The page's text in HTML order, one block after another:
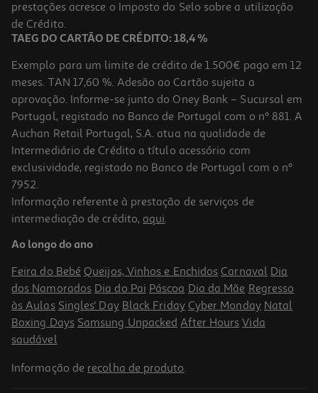
579,99 €
4.4
Auscultadores Bluetooth Jbl Tune 730 Bege
79.99 €/un
79,99 €
prestações acresce o Imposto do Selo sobre a utilização
de Crédito.
TAEG DO CARTÃO DE CRÉDITO: 18,4 %
Exemplo para um limite de crédito de 1.500€ pago em 12
meses. TAN 17,60 %. Adesão ao Cartão sujeita a
aprovação. Informe-se junto do Oney Bank – Sucursal em
Portugal, registado no Banco de Portugal com o nº 881. A
Auchan Retail Portugal, S.A. atua na qualidade de
Intermediário de Crédito a título acessório com
exclusividade, registado no Banco de Portugal com o nº
7952.
Informação referente à prestação de serviços de
intermediação de crédito, aqui.
Ao longo do ano
Feira do Bebé Queijos, Vinhos e Enchidos Carnaval Dia
dos Namorados Dia do Pai Páscoa Dia da Mãe Regresso
às Aulas Singles' Day Black Friday Cyber Monday Natal
Boxing Days Samsung Unpacked After Hours Vida
saudável
Informação de recolha de produto.